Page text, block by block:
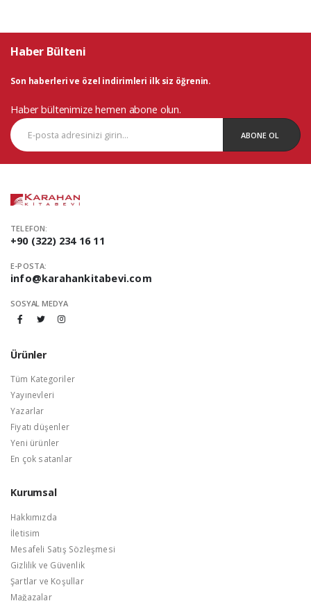
Haber Bülteni
Son haberleri ve özel indirimleri ilk siz öğrenin.
Haber bültenimize hemen abone olun.
ABONE OL
TELEFON:
+90 (322) 234 16 11
E-POSTA:
info@karahankitabevi.com
SOSYAL MEDYA
Ürünler
Tüm Kategoriler
Yayınevleri
Yazarlar
Fiyatı düşenler
Yeni ürünler
En çok satanlar
Kurumsal
Hakkımızda
İletisim
Mesafeli Satış Sözleşmesi
Gizlilik ve Güvenlik
Şartlar ve Koşullar
Mağazalar